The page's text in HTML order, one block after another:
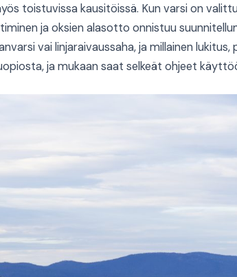
toistuvissa kausitöissä. Kun varsi on
ja oksien alasotto onnistuu
vai linjaraivaussaha, ja millainen
ja mukaan saat selkeät ohjeet